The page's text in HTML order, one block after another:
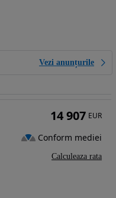
Vezi anunțurile
14 907 EUR
Conform mediei
Calculeaza rata